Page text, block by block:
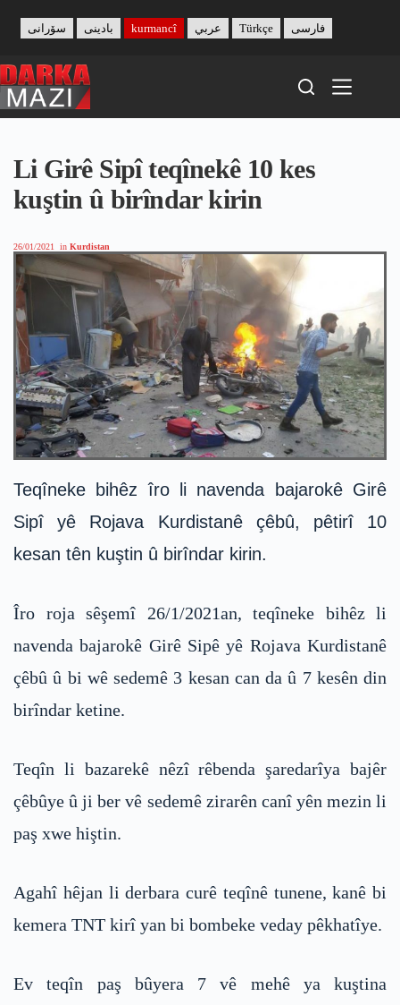
content
بادینی سۆرانی kurmancî عربي Türkçe فارسی
Li Girê Sipî teqînekê 10 kes
kuştin û birîndar kirin
26/01/2021 in Kurdistan
Teqîneke bihêz îro li navenda bajarokê Girê
Sipî yê Rojava Kurdistanê çêbû, pêtirî 10
kesan tên kuştin û birîndar kirin.
Îro roja sêşemî 26/1/2021an, teqîneke bihêz li
navenda bajarokê Girê Sipê yê Rojava Kurdistanê
çêbû û bi wê sedemê 3 kesan can da û 7 kesên din
birîndar ketine.
Teqîn li bazarekê nêzî rêbenda şaredarîya bajêr
çêbûye û ji ber vê sedemê zirarên canî yên mezin li
paş xwe hiştin.
Agahî hêjan li derbara curê teqînê tunene, kanê bi
kemera TNT kirî yan bi bombeke veday pêkhatîye.
Ev teqîn paş bûyera 7 vê mehê ya kuştina